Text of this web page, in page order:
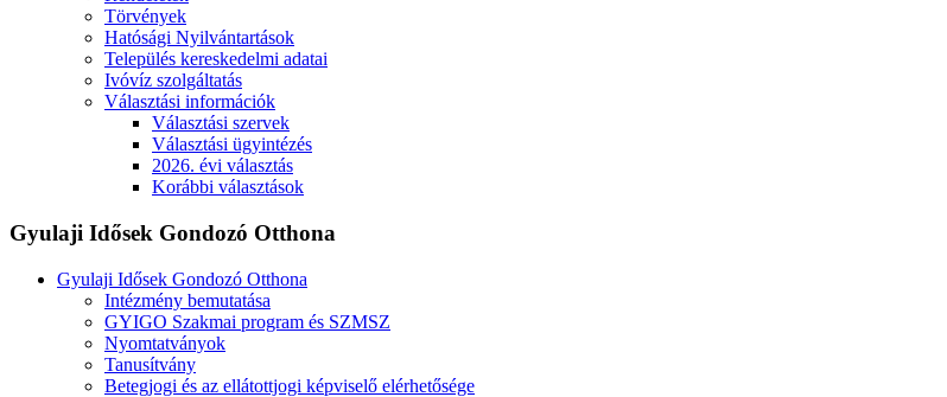
Törvények
Hatósági Nyilvántartások
Település kereskedelmi adatai
Ivóvíz szolgáltatás
Választási információk
Választási szervek
Választási ügyintézés
2026. évi választás
Korábbi választások
Gyulaji Idősek Gondozó Otthona
Gyulaji Idősek Gondozó Otthona
Intézmény bemutatása
GYIGO Szakmai program és SZMSZ
Nyomtatványok
Tanusítvány
Betegjogi és az ellátottjogi képviselő elérhetősége